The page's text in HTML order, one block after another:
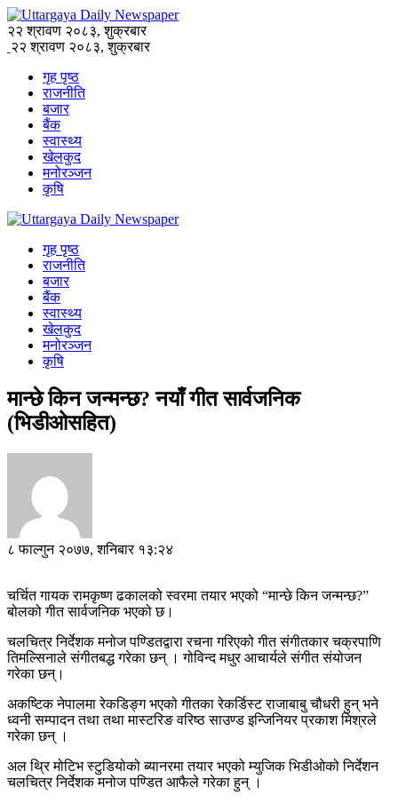
२२ श्रावण २०८३, शुक्रबार
२२ श्रावण २०८३, शुक्रबार
गृह पृष्ठ
राजनीति
बजार
बैंक
स्वास्थ्य
खेलकुद
मनोरञ्जन
कृषि
गृह पृष्ठ
राजनीति
बजार
बैंक
स्वास्थ्य
खेलकुद
मनोरञ्जन
कृषि
मान्छे किन जन्मन्छ? नयाँ गीत सार्वजनिक
(भिडीओसहित)
८ फाल्गुन २०७७, शनिबार १३:२४
चर्चित गायक रामकृष्ण ढकालको स्वरमा तयार भएको “मान्छे किन जन्मन्छ?”
बोलको गीत सार्वजनिक भएको छ।
चलचित्र निर्देशक मनोज पण्डितद्वारा रचना गरिएको गीत संगीतकार चक्रपाणि
तिमल्सिनाले संगीतबद्ध गरेका छन् । गोविन्द मधुर आचार्यले संगीत संयोजन
गरेका छन्।
अकष्टिक नेपालमा रेकडिङ्ग भएको गीतका रेकर्डिस्ट राजाबाबु चौधरी हुन् भने
ध्वनी सम्पादन तथा तथा मास्टरिङ वरिष्ठ साउण्ड इन्जिनियर प्रकाश मिश्रले
गरेका छन् ।
अल थ्रि मोटिभ स्टुडियोको ब्यानरमा तयार भएको म्युजिक भिडीओको निर्देशन
चलचित्र निर्देशक मनोज पण्डित आफैले गरेका हुन् ।